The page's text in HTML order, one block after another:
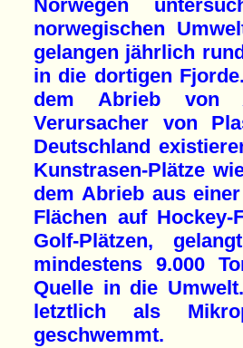
Norwegen
norwegischen
gelangen jährlich
in die dortigen
dem Abrieb von
Verursacher von
Deutschland
Kunstrasen-Plätze
dem Abrieb aus
Flächen auf
Golf-Plätzen,
mindestens 9.000
Quelle in die
letztlich als
geschwemmt.